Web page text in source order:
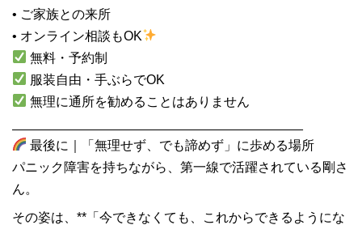
• ご家族との来所
• オンライン相談もOK
無料・予約制
服装自由・手ぶらでOK
無理に通所を勧めることはありません
最後に｜「無理せず、でも諦めず」に歩める場所
パニック障害を持ちながら、第一線で活躍されている剛さ
ん。
その姿は、**「今できなくても、これからできるようにな